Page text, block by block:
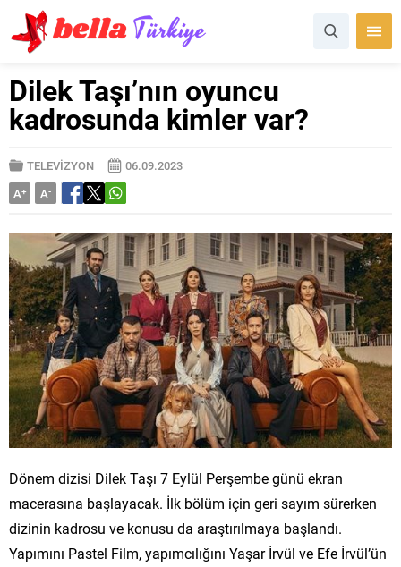
Dilek Taşı’nın oyuncu
kadrosunda kimler var?
TELEVİZYON
06.09.2023
A+ A-
Dönem dizisi Dilek Taşı 7 Eylül Perşembe günü ekran
macerasına başlayacak. İlk bölüm için geri sayım sürerken
dizinin kadrosu ve konusu da araştırılmaya başlandı.
Yapımını Pastel Film, yapımcılığını Yaşar İrvül ve Efe İrvül’ün